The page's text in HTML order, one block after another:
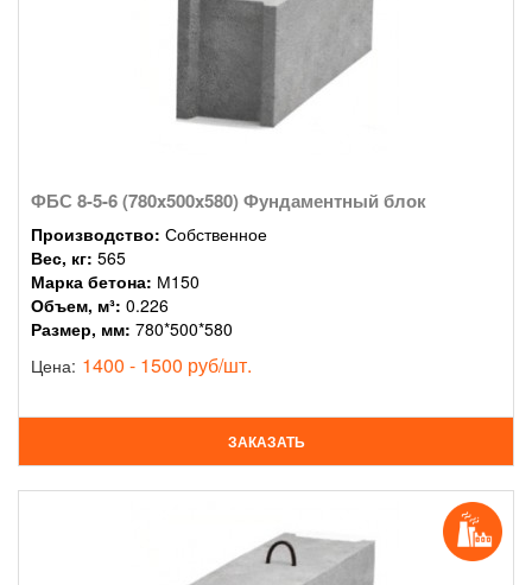
ФБС 8-5-6 (780x500x580) Фундаментный блок
Производство: Собственное
Вес, кг: 565
Марка бетона: М150
Объем, м³: 0.226
Размер, мм: 780*500*580
Цена: 1400 - 1500 руб/шт.
ЗАКАЗАТЬ